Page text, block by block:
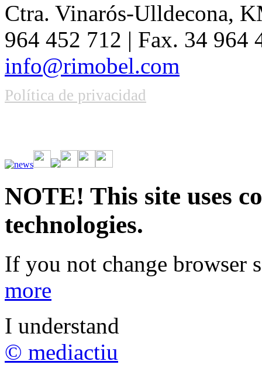
Ctra. Vinarós-Ulldecona,
964 452 712 | Fax. 34
info@rimobel.com
Política de privacidad
Vive la emoción de apostar con una gran variedad de juegos y
rápidas. Regístrate ahora y comienza a ganar.
NOTE! This site uses
technologies.
If you not change browser
more
I understand
© mediactiu